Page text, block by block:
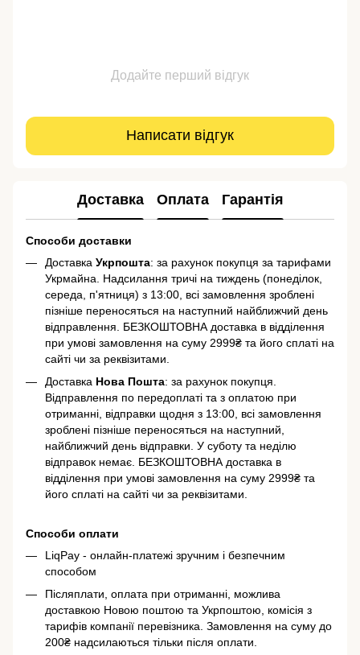
Додайте перший відгук
Написати відгук
Доставка Оплата Гарантія
Способи доставки
Доставка Укрпошта: за рахунок покупця за тарифами
Укрмайна. Надсилання тричі на тиждень (понеділок,
середа, п'ятниця) з 13:00, всі замовлення зроблені
пізніше переносяться на наступний найближчий день
відправлення. БЕЗКОШТОВНА доставка в відділення
при умові замовлення на суму 2999₴ та його сплаті на
сайті чи за реквізитами.
Доставка Нова Пошта: за рахунок покупця.
Відправлення по передоплаті та з оплатою при
отриманні, відправки щодня з 13:00, всі замовлення
зроблені пізніше переносяться на наступний,
найближчий день відправки. У суботу та неділю
відправок немає. БЕЗКОШТОВНА доставка в
відділення при умові замовлення на суму 2999₴ та
його сплаті на сайті чи за реквізитами.
Способи оплати
LiqPay - онлайн-платежі зручним і безпечним
способом
Післяплати, оплата при отриманні, можлива
доставкою Новою поштою та Укрпоштою, комісія з
тарифів компанії перевізника. Замовлення на суму до
200₴ надсилаються тільки після оплати.